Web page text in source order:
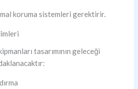
koruma sistemleri gerektirir.
tasarımının geleceği